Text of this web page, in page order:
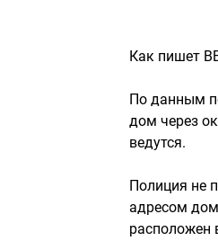
Как пишет
По данным
дом через
ведутся.
Полиция не
адресом
расположен